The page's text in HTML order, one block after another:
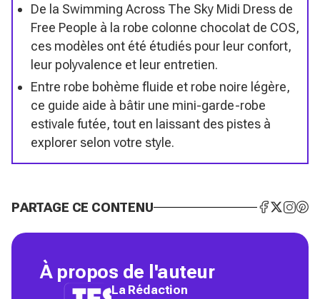
De la Swimming Across The Sky Midi Dress de
Free People à la robe colonne chocolat de COS,
ces modèles ont été étudiés pour leur confort,
leur polyvalence et leur entretien.
Entre robe bohème fluide et robe noire légère,
ce guide aide à bâtir une mini-garde-robe
estivale futée, tout en laissant des pistes à
explorer selon votre style.
PARTAGE CE CONTENU
À propos de l'auteur
La Rédaction